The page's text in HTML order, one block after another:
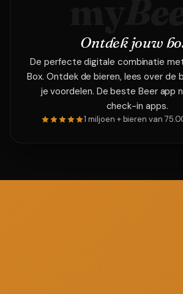
Ontdek jouw
De perfecte digitale combinatie
Box. Ontdek de bieren, lees over de
je voordelen. De beste Beer app
check-in apps.
1 miljoen + bieren van